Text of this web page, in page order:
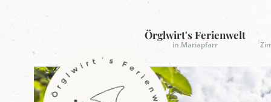
L
o
g
o
Örglwirt's Ferienwelt
in Mariapfarr